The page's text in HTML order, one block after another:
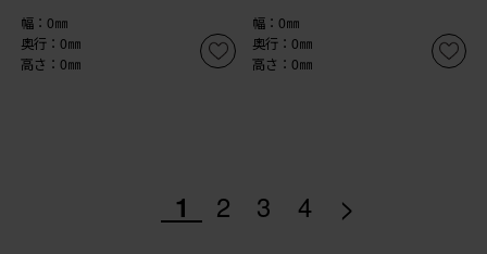
幅：0㎜
奥行：0㎜
高さ：0㎜
幅：0㎜
奥行：0㎜
高さ：0㎜
1 2 3 4 >